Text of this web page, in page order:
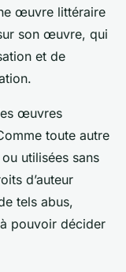
œuvre littéraire
son œuvre, qui
et de
œuvres
toute autre
utilisées sans
d’auteur
tels abus,
pouvoir décider